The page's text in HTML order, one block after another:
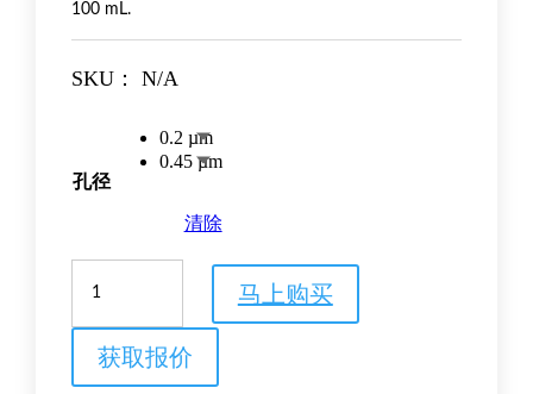
100 mL.
SKU： N/A
孔径
0.2 µm
0.45 µm
清除
Uniflo™
PVDF
syringe
filters
马上购买
获取报价